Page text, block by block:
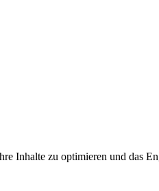
Inhalte zu optimieren und das